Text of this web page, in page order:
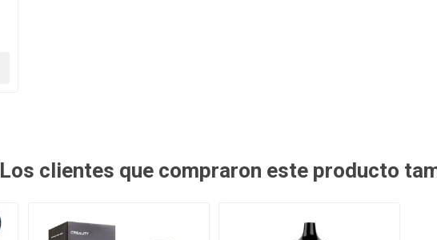
Los clientes que compraron este producto